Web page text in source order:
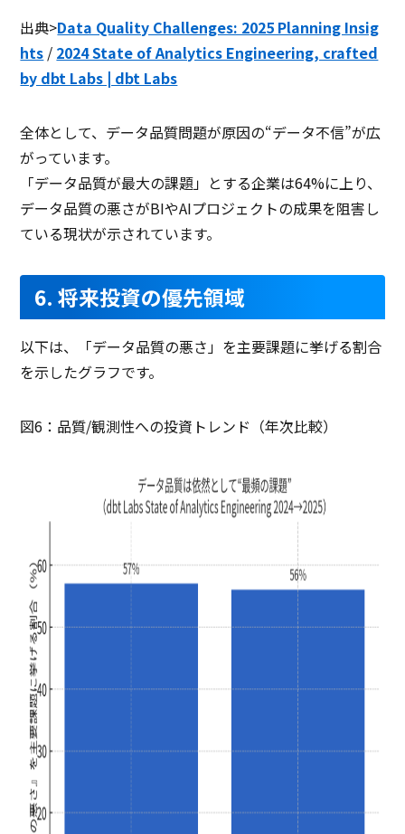
出典>Data Quality Challenges: 2025 Planning Insig
hts / 2024 State of Analytics Engineering, crafted
by dbt Labs | dbt Labs
全体として、データ品質問題が原因の“データ不信”が広
がっています。
「データ品質が最大の課題」とする企業は64%に上り、
データ品質の悪さがBIやAIプロジェクトの成果を阻害し
ている現状が示されています。
6. 将来投資の優先領域
以下は、「データ品質の悪さ」を主要課題に挙げる割合
を示したグラフです。
図6：品質/観測性への投資トレンド（年次比較）